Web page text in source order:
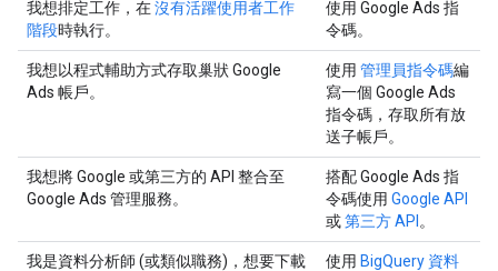
我想排定工作，在沒有活躍使用者工作
階段時執行。
使用 Google Ads 指
令碼。
我想以程式輔助方式存取巢狀 Google
Ads 帳戶。
使用 管理員指令碼編
寫一個 Google Ads
指令碼，存取所有放
送子帳戶。
我想將 Google 或第三方的 API 整合至
Google Ads 管理服務。
搭配 Google Ads 指
令碼使用 Google API
或第三方 API 。
我是資料分析師 (或類似職務)，想要下載
使用 BigQuery 資料